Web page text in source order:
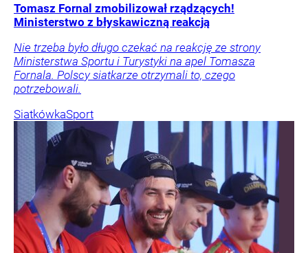
Tomasz Fornal zmobilizował rządzących!
Ministerstwo z błyskawiczną reakcją
Nie trzeba było długo czekać na reakcję ze strony
Ministerstwa Sportu i Turystyki na apel Tomasza
Fornala. Polscy siatkarze otrzymali to, czego
potrzebowali.
SiatkówkaSport